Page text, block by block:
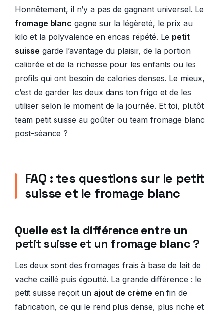
Honnêtement, il n’y a pas de gagnant universel. Le
fromage blanc gagne sur la légèreté, le prix au
kilo et la polyvalence en encas répété. Le petit
suisse garde l’avantage du plaisir, de la portion
calibrée et de la richesse pour les enfants ou les
profils qui ont besoin de calories denses. Le mieux,
c’est de garder les deux dans ton frigo et de les
utiliser selon le moment de la journée. Et toi, plutôt
team petit suisse au goûter ou team fromage blanc
post-séance ?
FAQ : tes questions sur le petit
suisse et le fromage blanc
Quelle est la différence entre un
petit suisse et un fromage blanc ?
Les deux sont des fromages frais à base de lait de
vache caillé puis égoutté. La grande différence : le
petit suisse reçoit un ajout de crème en fin de
fabrication, ce qui le rend plus dense, plus riche et